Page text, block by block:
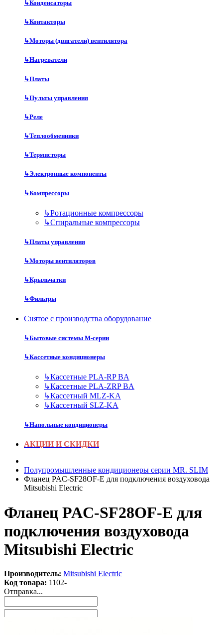
↳Конденсаторы
↳Контакторы
↳Моторы (двигатели) вентилятора
↳Нагреватели
↳Платы
↳Пульты управления
↳Реле
↳Теплообменники
↳Термисторы
↳Электронные компоненты
↳Компрессоры
↳Ротационные компрессоры
↳Спиральные компрессоры
↳Платы управления
↳Моторы вентиляторов
↳Крыльчатки
↳Фильтры
Снятое с производства оборудование
↳Бытовые системы M-серии
↳Кассетные кондиционеры
↳Кассетные PLA-RP BA
↳Кассетные PLA-ZRP BA
↳Кассетный MLZ-KA
↳Кассетный SLZ-KA
↳Напольные кондиционеры
АКЦИИ И СКИДКИ
Полупромышленные кондиционеры серии MR. SLIM
Фланец PAC-SF28OF-E для подключения воздуховода
Mitsubishi Electric
Фланец PAC-SF28OF-E для
подключения воздуховода
Mitsubishi Electric
Производитель: Mitsubishi Electric
Код товара: 1102-
Отправка...